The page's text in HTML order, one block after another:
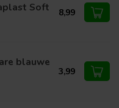
Soft 8,99
blauwe
3,99